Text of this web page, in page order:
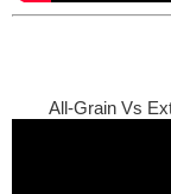
All-Grain Vs